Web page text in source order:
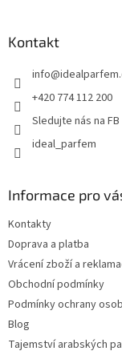
Kontakt
info@
+420 774 112 200
Sledujte nás na FB
ideal_parfem
Informace pro
Kontakty
Doprava a platba
Vrácení zboží a
Obchodní podmínky
Podmínky ochrany
Blog
Tajemství arabských